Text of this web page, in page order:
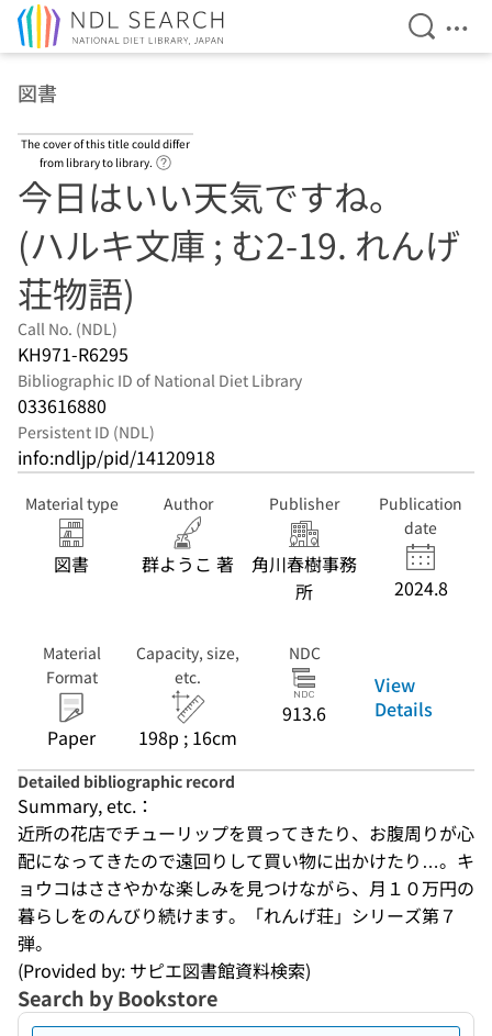
Open
図書
The cover of this title could differ
from library to library.
今日はいい天気ですね。
(ハルキ文庫 ; む2-19. れんげ
荘物語)
Call No. (NDL)
KH971-R6295
Bibliographic ID of National Diet Library
033616880
Persistent ID (NDL)
info:ndljp/pid/14120918
Material type
図書
Author
群ようこ 著
Publisher
角川春樹事務
所
Publication
date
2024.8
Material
Format
Paper
Capacity, size,
etc.
198p ; 16cm
NDC
913.6
View
Details
Detailed bibliographic record
Summary, etc.：
近所の花店でチューリップを買ってきたり、お腹周りが心
配になってきたので遠回りして買い物に出かけたり…。キ
ョウコはささやかな楽しみを見つけながら、月１０万円の
暮らしをのんびり続けます。「れんげ荘」シリーズ第７
弾。
(Provided by: サピエ図書館資料検索)
Search by Bookstore